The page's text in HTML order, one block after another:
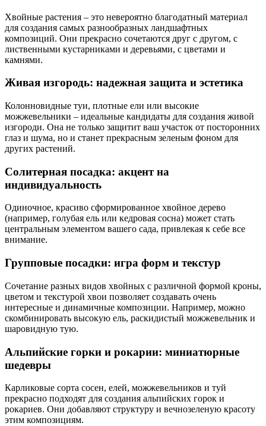
Хвойные растения – это невероятно благодатный материал
для создания самых разнообразных ландшафтных
композиций. Они прекрасно сочетаются друг с другом, с
лиственными кустарниками и деревьями, с цветами и
камнями.
Живая изгородь: надежная защита и эстетика
Колонновидные туи, плотные ели или высокие
можжевельники – идеальные кандидаты для создания живой
изгороди. Она не только защитит ваш участок от посторонних
глаз и шума, но и станет прекрасным зеленым фоном для
других растений.
Солитерная посадка: акцент на
индивидуальность
Одиночное, красиво сформированное хвойное дерево
(например, голубая ель или кедровая сосна) может стать
центральным элементом вашего сада, привлекая к себе все
внимание.
Групповые посадки: игра форм и текстур
Сочетание разных видов хвойных с различной формой кроны,
цветом и текстурой хвои позволяет создавать очень
интересные и динамичные композиции. Например, можно
скомбинировать высокую ель, раскидистый можжевельник и
шаровидную тую.
Альпийские горки и рокарии: миниатюрные
шедевры
Карликовые сорта сосен, елей, можжевельников и туй
прекрасно подходят для создания альпийских горок и
рокариев. Они добавляют структуру и вечнозеленую красоту
этим композициям.